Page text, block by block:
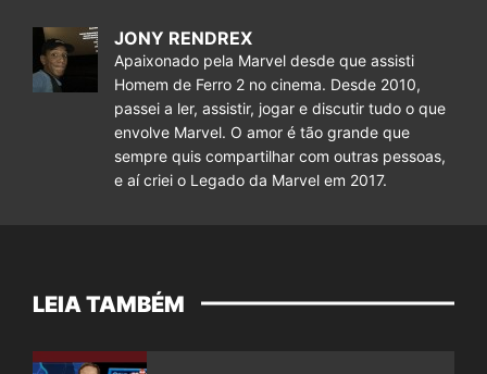
JONY RENDREX
Apaixonado pela Marvel desde que assisti
Homem de Ferro 2 no cinema. Desde 2010,
passei a ler, assistir, jogar e discutir tudo o que
envolve Marvel. O amor é tão grande que
sempre quis compartilhar com outras pessoas,
e aí criei o Legado da Marvel em 2017.
LEIA TAMBÉM